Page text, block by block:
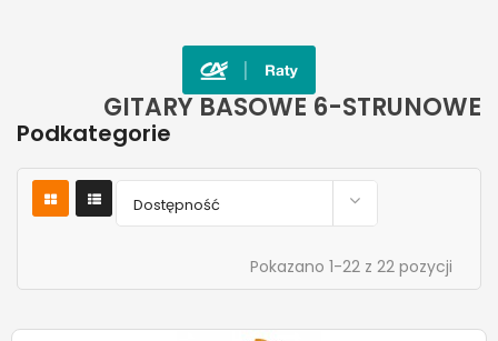
GITARY BASOWE 6-STRUNOWE
Podkategorie
Dostępność 
Pokazano 1-22 z 22 pozycji